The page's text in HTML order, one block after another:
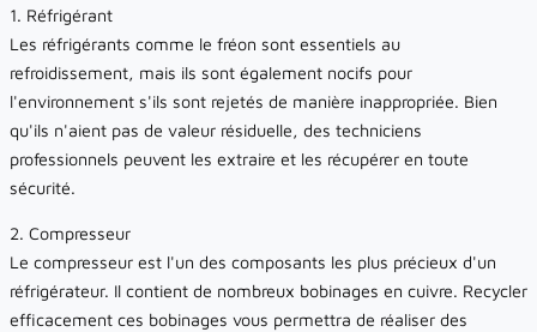
1. Réfrigérant
Les réfrigérants comme le fréon sont essentiels au
refroidissement, mais ils sont également nocifs pour
l'environnement s'ils sont rejetés de manière inappropriée. Bien
qu'ils n'aient pas de valeur résiduelle, des techniciens
professionnels peuvent les extraire et les récupérer en toute
sécurité.
2. Compresseur
Le compresseur est l'un des composants les plus précieux d'un
réfrigérateur. Il contient de nombreux bobinages en cuivre. Recycler
efficacement ces bobinages vous permettra de réaliser des